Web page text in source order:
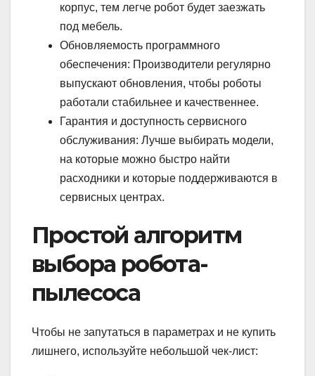
корпус, тем легче робот будет заезжать
под мебель.
Обновляемость программного
обеспечения: Производители регулярно
выпускают обновления, чтобы роботы
работали стабильнее и качественнее.
Гарантия и доступность сервисного
обслуживания: Лучше выбирать модели,
на которые можно быстро найти
расходники и которые поддерживаются в
сервисных центрах.
Простой алгоритм
выбора робота-
пылесоса
Чтобы не запутаться в параметрах и не купить
лишнего, используйте небольшой чек-лист: